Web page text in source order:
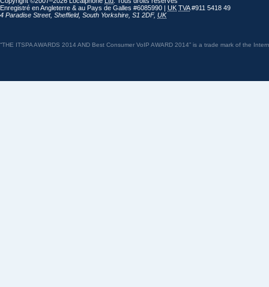
Enregistré en Angleterre & au Pays de Galles #6085990 | UK TVA#911 5418 49
4 Paradise Street, Sheffield, South Yorkshire S1 2DF, UK
“THE ITSPA AWARDS 2014 AND Best Consumer VoIP AWARD 2014” is a trade mark of the